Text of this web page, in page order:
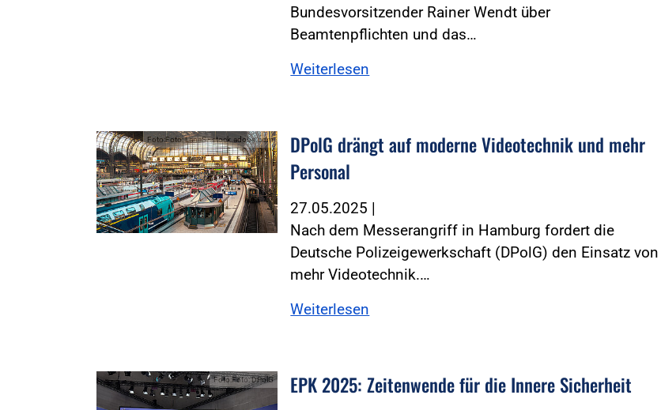
Bundesvorsitzender Rainer Wendt über
Beamtenpflichten und das…
Weiterlesen
Foto:Foto: LanaS - stock.adobe.com
DPolG drängt auf moderne Videotechnik und mehr
Personal
27.05.2025 |
Nach dem Messerangriff in Hamburg fordert die
Deutsche Polizeigewerkschaft (DPolG) den Einsatz von
mehr Videotechnik.…
Weiterlesen
Foto:Foto: DPolG EPK 2025: Zeitenwende für die Innere Sicherheit